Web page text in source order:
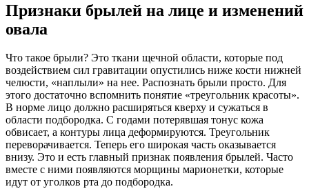
Признаки брылей на лице и изменений
овала
Что такое брыли? Это ткани щечной области, которые под
воздействием сил гравитации опустились ниже кости нижней
челюсти, «наплыли» на нее. Распознать брыли просто. Для
этого достаточно вспомнить понятие «треугольник красоты».
В норме лицо должно расширяться кверху и сужаться в
области подбородка. С годами потерявшая тонус кожа
обвисает, а контуры лица деформируются. Треугольник
переворачивается. Теперь его широкая часть оказывается
внизу. Это и есть главный признак появления брылей. Часто
вместе с ними появляются морщины марионетки, которые
идут от уголков рта до подбородка.